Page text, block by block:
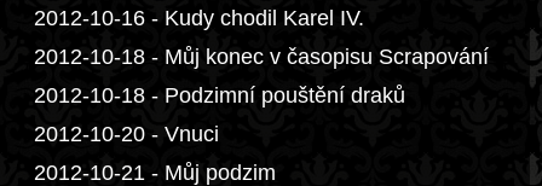
2012-10-16 - Kudy chodil Karel IV.
2012-10-18 - Můj konec v časopisu Scrapování
2012-10-18 - Podzimní pouštění draků
2012-10-20 - Vnuci
2012-10-21 - Můj podzim